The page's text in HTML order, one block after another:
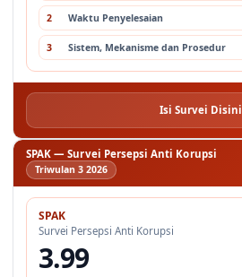
2 Waktu Penyelesaian
3 Sistem, Mekanisme dan Prosedur
Isi Survei Disini
SPAK — Survei Persepsi Anti Korupsi
Triwulan 3 2026
SPAK
Survei Persepsi Anti Korupsi
3.99